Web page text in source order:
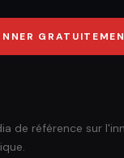
de référence sur